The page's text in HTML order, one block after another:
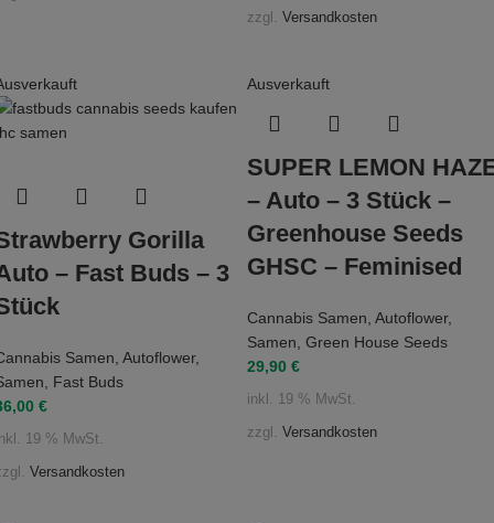
zzgl. Versandkosten
Gorilla
– Fast Buds – 3
Samen Autoflower,
Fast Buds
€
19 % MwSt.
Versandkosten
Ausverkauft
SUPER LEMON
– Auto – 3 Stück –
Greenhouse Seeds
GHSC – Feminised
Cannabis Samen Autoflower,
Samen Green House Seeds
29,90 €
inkl. 19 % MwSt.
zzgl. Versandkosten